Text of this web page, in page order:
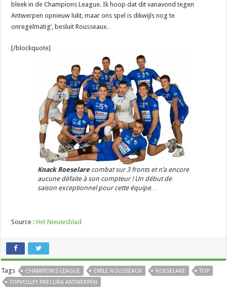
bleek in de Champions League. Ik hoop dat dit vanavond tegen
Antwerpen opnieuw lukt, maar ons spel is dikwijls nog te
onregelmatig’, besluit Rousseaux.
[/blockquote]
Knack Roeselarecombat sur 3 fronts et n’a encore
aucune défaite à son compteur ! Un début de
saison exceptionnel pour cette équipe…
Source :Het Nieuwsblad
Tags CHAMPION'S LEAGUE EMILE ROUSSEAUX ROESELARE
TOP
TOPVOLLEY PRECURA ANTWERPEN